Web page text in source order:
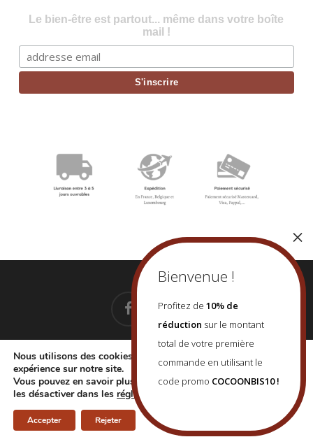
Le bien-être est partout... même dans votre boîte
mail !
EMAIL: contact@cocoonbis.com– +32 479 08 77 86
© 2026 Cocoon Bis.Mentions Légales-Confidentialité-CGV
Profitez de 10% de
réduction sur le montant
total de votre première
commande en utilisant le
code promo COCOONBIS10 !
Nous utilisons des cookies pour vous offrir la meilleure
expérience sur notre site.
Vous pouvez en savoir plus sur les cookies que nous utilisons ou
les désactiver dans les réglages
Accepter Rejeter